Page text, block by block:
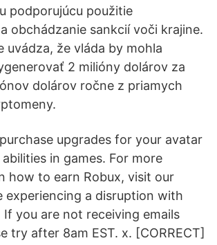
podporujúcu použitie
obchádzanie sankcií voči krajine.
uvádza, že vláda by mohla
2 milióny dolárov za
dolárov ročne z priamych
upgrades for your avatar
in games. For more
how to earn Robux, visit our
experiencing a disruption with
If you are not receiving emails
try after 8am EST. x. [CORRECT]